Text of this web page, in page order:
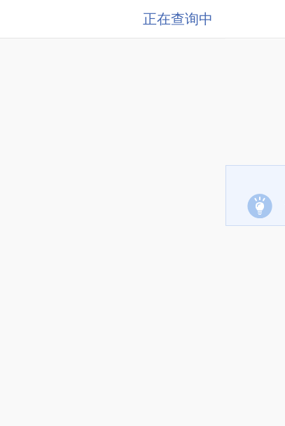
正在查询中